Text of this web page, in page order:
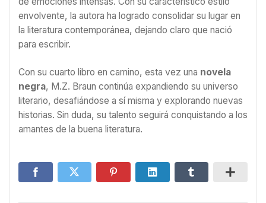
envolvente, la autora ha logrado consolidar su lugar en
la literatura contemporánea, dejando claro que nació
para escribir.
Con su cuarto libro en camino, esta vez una novela
negra, M.Z. Braun continúa expandiendo su universo
literario, desafiándose a sí misma y explorando nuevas
historias. Sin duda, su talento seguirá conquistando a los
amantes de la buena literatura.